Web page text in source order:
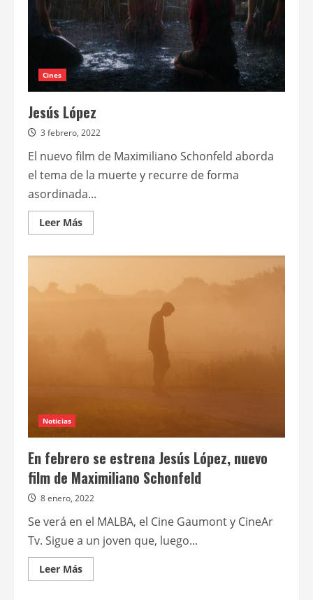
Cines
Jesús López
3 febrero, 2022
El nuevo film de Maximiliano Schonfeld aborda
el tema de la muerte y recurre de forma
asordinada...
Leer MásLeer
más
Noticias
En febrero se estrena Jesús López, nuevo
film de Maximiliano Schonfeld
8 enero, 2022
Se verá en el MALBA, el Cine Gaumont y CineAr
Tv. Sigue a un joven que, luego...
Leer MásLeer
más